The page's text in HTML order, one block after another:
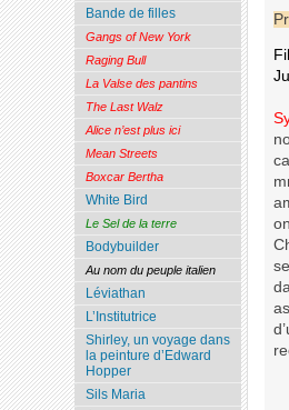
Bande de filles
Gangs of New York
Raging Bull
La Valse des pantins
The Last Walz
Alice n’est plus ici
Mean Streets
Boxcar Bertha
White Bird
Le Sel de la terre
Bodybuilder
Au nom du peuple italien
Léviathan
L’Institutrice
Shirley, un voyage dans
la peinture d’Edward
Hopper
Sils Maria